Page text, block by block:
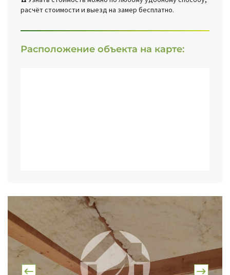
расчёт стоимости и выезд на замер бесплатно.
Расположение объекта на карте: